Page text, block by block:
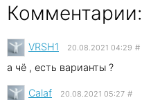
Комментарии:
VRSH1 20.08.2021 04:29 #
а чё , есть варианты ?
Calaf 20.08.2021 05:27 #